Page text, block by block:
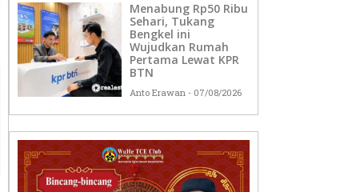
Menabung Rp50 Ribu
Sehari, Tukang
Bengkel ini
Wujudkan Rumah
Pertama Lewat KPR
BTN
Anto Erawan 07/08/2026